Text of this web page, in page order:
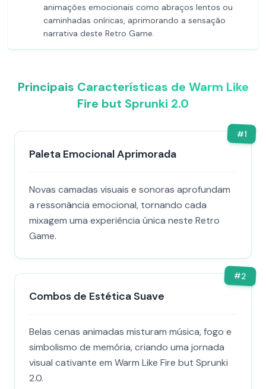
animações emocionais como abraços lentos ou
caminhadas oníricas, aprimorando a sensação
narrativa deste Retro Game.
Principais Características de Warm Like
Fire but Sprunki 2.0
#1
Paleta Emocional Aprimorada
Novas camadas visuais e sonoras aprofundam
a ressonância emocional, tornando cada
mixagem uma experiência única neste Retro
Game.
#2
Combos de Estética Suave
Belas cenas animadas misturam música, fogo e
simbolismo de memória, criando uma jornada
visual cativante em Warm Like Fire but Sprunki
2.0.